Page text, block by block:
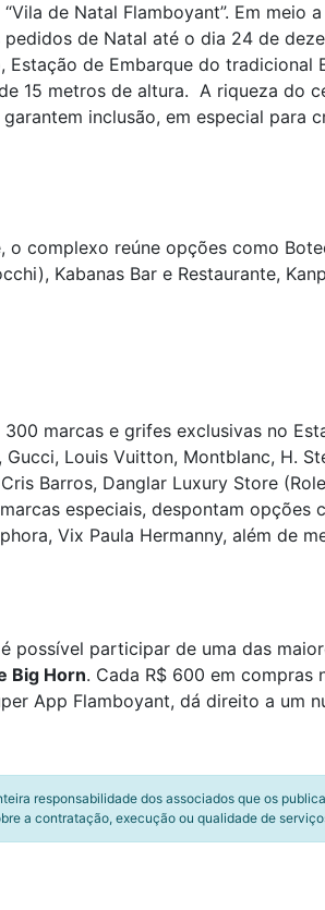
de Natal Flamboyant”. Em meio
de Natal até o dia 24 de
de Embarque do tradicional
15 metros de altura. A riqueza do
inclusão, em especial para
complexo reúne opções como
Kabanas Bar e Restaurante,
marcas e grifes exclusivas no
Louis Vuitton, Montblanc, H.
Barros, Danglar Luxury Store
especiais, despontam opções
Vix Paula Hermanny, além de
possível participar de uma das
Big Horn. Cada R$ 600 em compras
App Flamboyant, dá direito a um
responsabilidade dos associados que os
a contratação, execução ou qualidade de